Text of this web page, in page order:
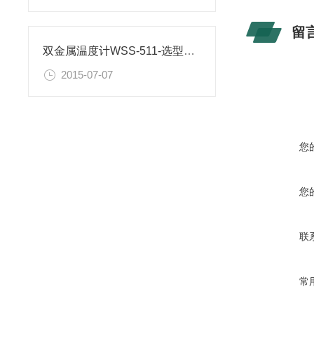
双金属温度计WSS-511-选型说明
2015-07-07
留
您
您
联
常